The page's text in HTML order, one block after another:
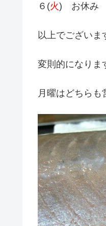
６(火) お休み
以上でございま
変則的になりま
月曜はどちら